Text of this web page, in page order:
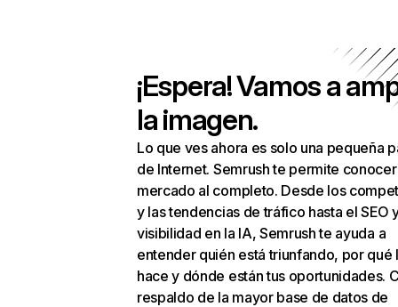
¡Espera! Vamos a
la imagen.
Lo que ves ahora es solo una pequeña
de Internet. Semrush te permite
mercado al completo. Desde los
y las tendencias de tráfico hasta el SEO
visibilidad en la IA, Semrush te ayuda a
entender quién está triunfando, por qué
hace y dónde están tus oportunidades.
respaldo de la mayor base de datos de